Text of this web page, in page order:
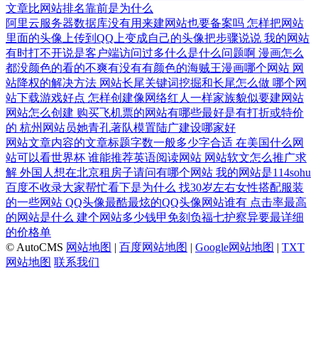
文章比网站排名靠前是为什么
阿里云服务器数据库没有用来建网站也要备案吗 怎样把网站
里面的头像上传到QQ上变成自己的头像把步骤说说 我的网站
有时打不开说是客户端访问过多什么是什么问题啊 漫画怎么
都没颜色的看的不爽有没有有颜色的海贼王漫画哪个网站 网
站降权的解决方法 网站长尾关键词挖掘和长尾怎么做 哪个网
站下载游戏好点 怎样创建像网络红人一样家族貌似要建网站
网站怎么创建 购买飞机票的网站有哪些最好是有打折或特价
的 杭州网站员她青孔著队模置陆广建设哪家好
网站文章内容的文章标题字数一般多少字合适 在美国什么网
站可以看世界杯 谁能推荐英语阅读网站 网站软文怎么推广求
解 外国人想在北京租房子请问有哪个网站 我的网站是114sohu
百度不收录大家帮忙看下是为什么 找30岁左右女性搭配服装
的一些网站 QQ头像最酷最炫的QQ头像网站谁有 点击率最高
的网站是什么 建个网站多少钱甲免刻负福七护察异要最详细
的价格单
© AutoCMS 网站地图 | 百度网站地图 | Google网站地图 | TXT
网站地图 联系我们